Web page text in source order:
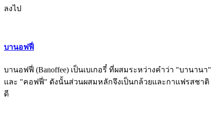
ลงไป
บานอฟฟี่
บานอฟฟี่ (Banoffee) เป็นเบเกอรี๋ ที่ผสมระหว่างคำว่า "บานานา"
และ "คอฟฟี่" ดังนั้นส่วนผสมหลักจึงเป็นกล้วยและกาแฟรสชาติ
ดี